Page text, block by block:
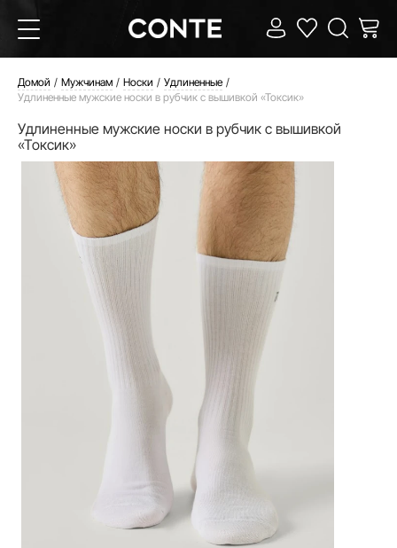
Домой Мужчинам Носки
Удлиненные
Удлиненные мужские носки в рубчик с вышивкой «Токсик»
Удлиненные мужские носки в рубчик с вышивкой
«Токсик»